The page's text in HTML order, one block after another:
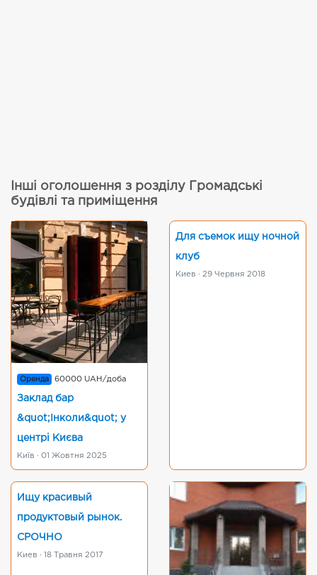
Інші оголошення з розділу Громадські
будівлі та приміщення
Оренда 60000 UAH/доба
Заклад бар
&quot;Інколи&quot; у
центрі Києва
Київ · 01 Жовтня 2025
Для съемок ищу ночной
клуб
Киев · 29 Червня 2018
Ищу красивый
продуктовый рынок.
СРОЧНО
Киев · 18 Травня 2017